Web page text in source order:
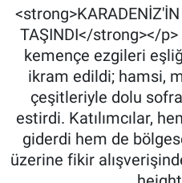
TAŞINDI</strong></
kemençe ezgileri
ikram edildi; hamsi,
çeşitleriyle dolu
estirdi. Katılımcılar,
giderdi hem de
üzerine fikir